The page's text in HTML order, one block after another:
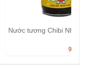
Nước tương Chibi Nhật Bản
99,000.00